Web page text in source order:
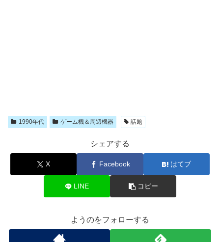
1990年代 ゲーム機＆周辺機器 話題
シェアする
X Facebook はてブ
LINE コピー
ようのをフォローする